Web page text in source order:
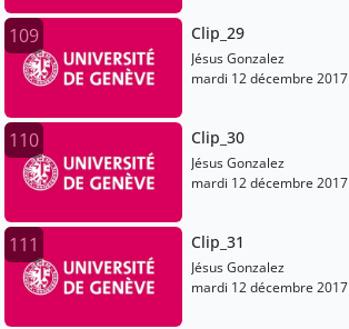
109 Clip_29
Jésus Gonzalez
mardi 12 décembre 2017
110 Clip_30
Jésus Gonzalez
mardi 12 décembre 2017
111 Clip_31
Jésus Gonzalez
mardi 12 décembre 2017